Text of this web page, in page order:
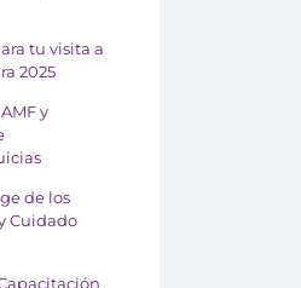
tu visita a
2025
y
de los
Cuidado